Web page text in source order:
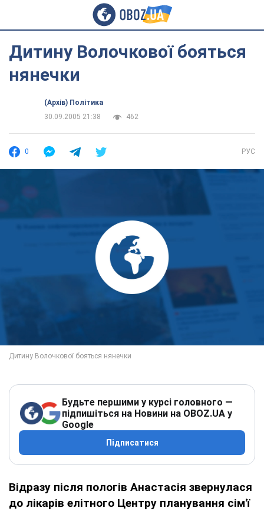
Дитину Волочкової бояться
нянечки
(Архів) Політика
30.09.2005 21:38
462
0 РУС
Будьте першими у курсі головного —
підпишіться на Новини на OBOZ.UA у
Google
Підписатися
Відразу після пологів Анастасія звернулася
до лікарів елітного Центру планування сім'ї